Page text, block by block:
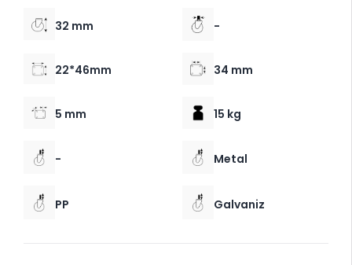
32 mm -
22*46mm 34 mm
5 mm 15 kg
- Metal
PP Galvaniz